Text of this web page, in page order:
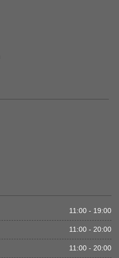
11:00 - 19:00
11:00 - 20:00
11:00 - 20:00